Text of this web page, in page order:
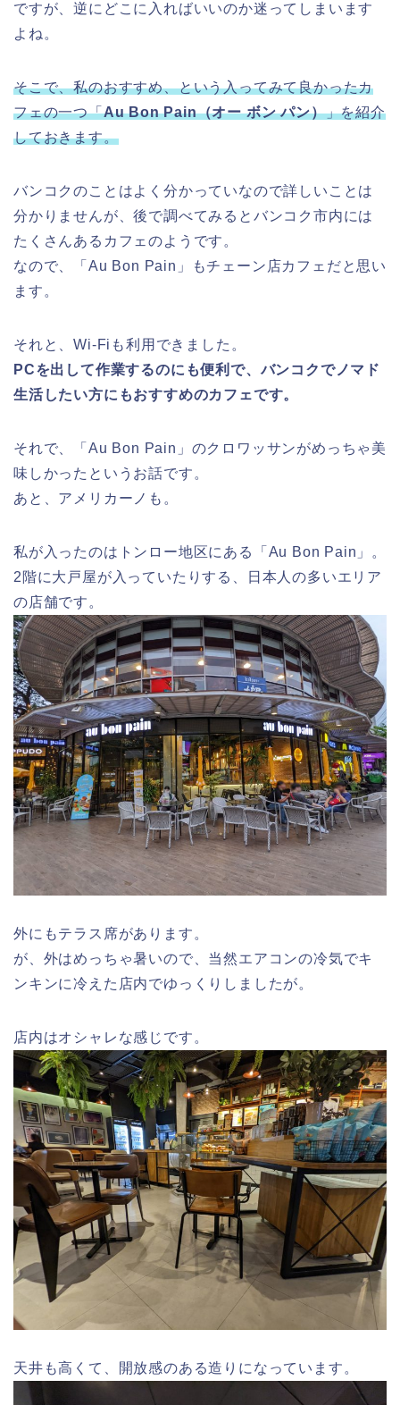
ですが、逆にどこに入ればいいのか迷ってしまいます
よね。
そこで、私のおすすめ、という入ってみて良かったカ
フェの一つ「Au Bon Pain（オー ボン パン）」を紹介
しておきます。
バンコクのことはよく分かっていなので詳しいことは
分かりませんが、後で調べてみるとバンコク市内には
たくさんあるカフェのようです。
なので、「Au Bon Pain」もチェーン店カフェだと思い
ます。
それと、Wi-Fiも利用できました。
PCを出して作業するのにも便利で、バンコクでノマド
生活したい方にもおすすめのカフェです。
それで、「Au Bon Pain」のクロワッサンがめっちゃ美
味しかったというお話です。
あと、アメリカーノも。
私が入ったのはトンロー地区にある「Au Bon Pain」。
2階に大戸屋が入っていたりする、日本人の多いエリア
の店舗です。
外にもテラス席があります。
が、外はめっちゃ暑いので、当然エアコンの冷気でキ
ンキンに冷えた店内でゆっくりしましたが。
店内はオシャレな感じです。
天井も高くて、開放感のある造りになっています。